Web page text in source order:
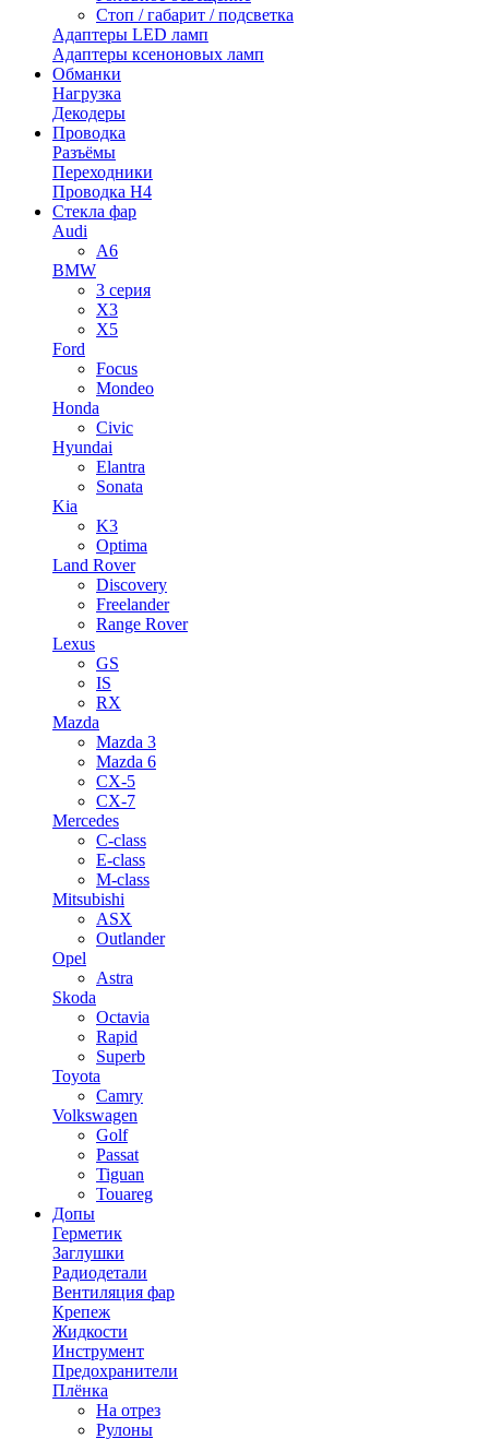
Стоп / габарит / подсветка
Адаптеры LED ламп
Адаптеры ксеноновых ламп
Обманки
Нагрузка
Декодеры
Проводка
Разъёмы
Переходники
Проводка H4
Стекла фар
Audi
A6
BMW
3 серия
X3
X5
Ford
Focus
Mondeo
Honda
Civic
Hyundai
Elantra
Sonata
Kia
K3
Optima
Land Rover
Discovery
Freelander
Range Rover
Lexus
GS
IS
RX
Mazda
Mazda 3
Mazda 6
CX-5
CX-7
Mercedes
C-class
E-class
M-class
Mitsubishi
ASX
Outlander
Opel
Astra
Skoda
Octavia
Rapid
Superb
Toyota
Camry
Volkswagen
Golf
Passat
Tiguan
Touareg
Допы
Герметик
Заглушки
Радиодетали
Вентиляция фар
Крепеж
Жидкости
Инструмент
Предохранители
Плёнка
На отрез
Рулоны